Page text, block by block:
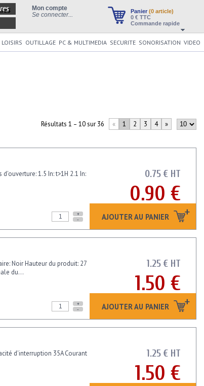
Panier (0 article)
0 € TTC
Commande rapide
Mon compte
Se connecter...
OUTILLAGE PC & MULTIMEDIA SECURITE SONORISATION VIDEO
Résultats 1 – 10 sur 36 « 1 2 3 4 »
0.75 € HT
0.90 €
AJOUTER AU PANIER
1.5 In: t>1H 2.1 In:
+
-
1.25 € HT
1.50 €
AJOUTER AU PANIER
Noir Hauteur du produit: 27
du...
+
-
1.25 € HT
1.50 €
d'interruption 35A Courant